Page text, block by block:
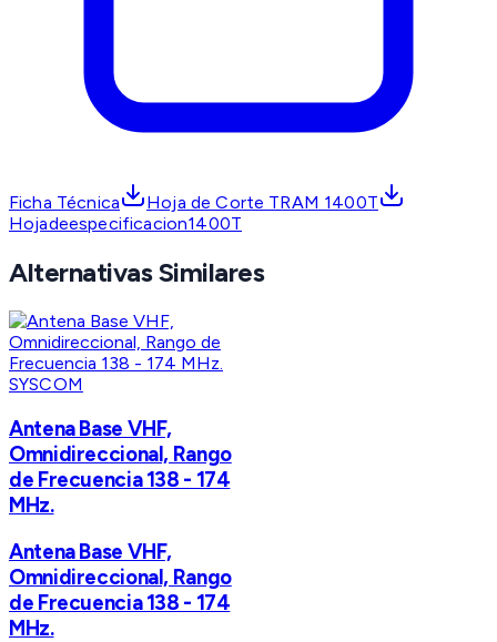
Ficha Técnica
Hoja de Corte TRAM 1400T
Hojadeespecificacion1400T
Alternativas Similares
SYSCOM
Antena Base VHF,
Omnidireccional, Rango
de Frecuencia 138 - 174
MHz.
Antena Base VHF,
Omnidireccional, Rango
de Frecuencia 138 - 174
MHz.